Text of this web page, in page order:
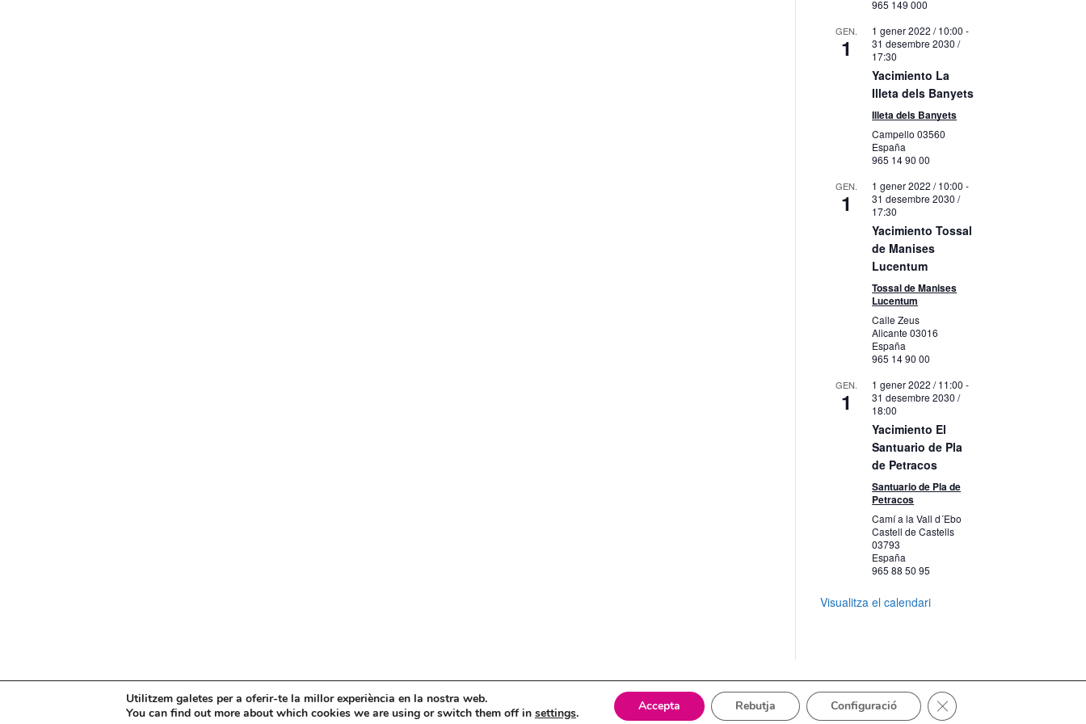
965 149 000
GEN.
1
1 gener 2022 / 10:00 -
31 desembre 2030 /
17:30
Yacimiento La
Illeta dels Banyets
Illeta dels Banyets
Campello03560
España
965 14 90 00
GEN.
1
1 gener 2022 / 10:00 -
31 desembre 2030 /
17:30
Yacimiento Tossal
de Manises
Lucentum
Tossal de Manises
Lucentum
Calle Zeus
Alicante03016
España
965 14 90 00
GEN.
1
1 gener 2022 / 11:00 -
31 desembre 2030 /
18:00
Yacimiento El
Santuario de Pla
de Petracos
Santuario de Pla de
Petracos
Camí a la Vall d´Ebo
Castell de Castells
03793
España
965 88 50 95
Visualitza el calendari
Mapa web Política de Privacidad Politica de cookies
Utilitzem galetes per a oferir-te la millor experiència en la nostra web.
You can find out more about which cookies we are using or switch them off in settings. Accepta Rebutja Configuració Tanca el bàner de galetes